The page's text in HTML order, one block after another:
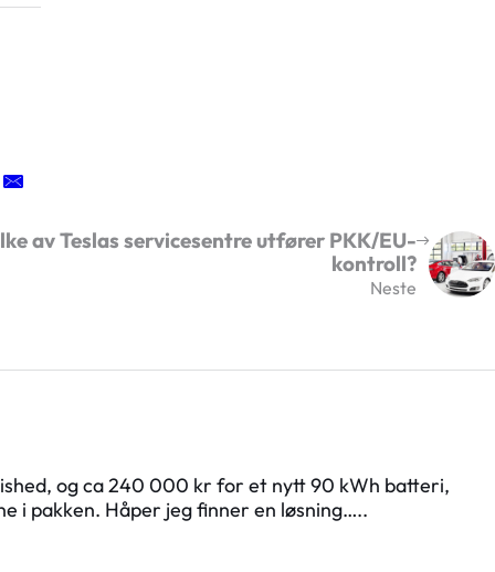
Neste
av Teslas servicesentre utfører PKK/EU-
kontroll?
og ca 240 000 kr for et nytt 90 kWh batteri,
i pakken. Håper jeg finner en løsning…..